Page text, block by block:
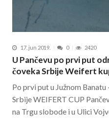
17. jun 2019. 0 2420
U Pančevu po prvi put
čoveka Srbije Weifert
Po prvi put u Južnom
Srbije WEIFERT CUP
na Trgu slobode i u Ulici